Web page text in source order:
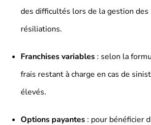
des difficultés lors de la gestion
résiliations.
Franchises variables : selon la
frais restant à charge en cas de
élevés.
Options payantes : pour bénéficier